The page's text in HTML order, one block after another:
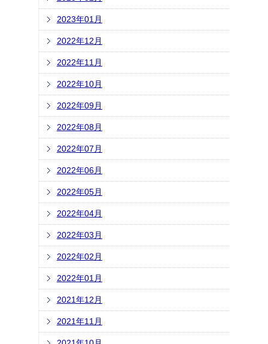
2023年01月
2022年12月
2022年11月
2022年10月
2022年09月
2022年08月
2022年07月
2022年06月
2022年05月
2022年04月
2022年03月
2022年02月
2022年01月
2021年12月
2021年11月